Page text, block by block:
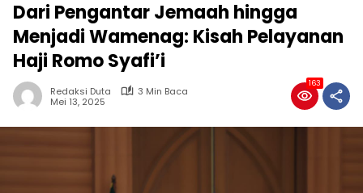
Dari Pengantar Jemaah hingga
Menjadi Wamenag: Kisah Pelayanan
Haji Romo Syafi’i
Redaksi Duta
3 Min Baca
Mei 13, 2025
163